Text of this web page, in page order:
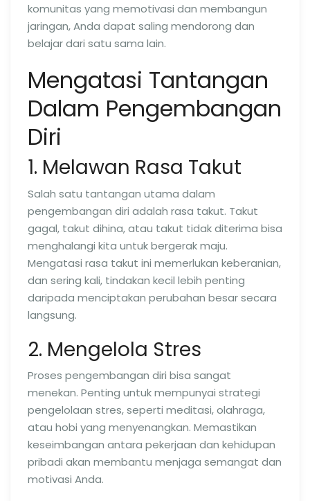
komunitas yang memotivasi dan membangun
jaringan, Anda dapat saling mendorong dan
belajar dari satu sama lain.
Mengatasi Tantangan
Dalam Pengembangan
Diri
1. Melawan Rasa Takut
Salah satu tantangan utama dalam
pengembangan diri adalah rasa takut. Takut
gagal, takut dihina, atau takut tidak diterima bisa
menghalangi kita untuk bergerak maju.
Mengatasi rasa takut ini memerlukan keberanian,
dan sering kali, tindakan kecil lebih penting
daripada menciptakan perubahan besar secara
langsung.
2. Mengelola Stres
Proses pengembangan diri bisa sangat
menekan. Penting untuk mempunyai strategi
pengelolaan stres, seperti meditasi, olahraga,
atau hobi yang menyenangkan. Memastikan
keseimbangan antara pekerjaan dan kehidupan
pribadi akan membantu menjaga semangat dan
motivasi Anda.